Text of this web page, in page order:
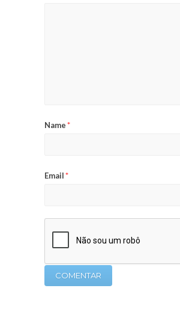
Name*
Email*